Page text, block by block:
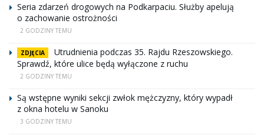
Seria zdarzeń drogowych na Podkarpaciu. Służby apelują
o zachowanie ostrożności
2 GODZINY TEMU
ZDJĘCIA
Utrudnienia podczas 35. Rajdu Rzeszowskiego.
Sprawdź, które ulice będą wyłączone z ruchu
2 GODZINY TEMU
Są wstępne wyniki sekcji zwłok mężczyzny, który wypadł
z okna hotelu w Sanoku
3 GODZINY TEMU